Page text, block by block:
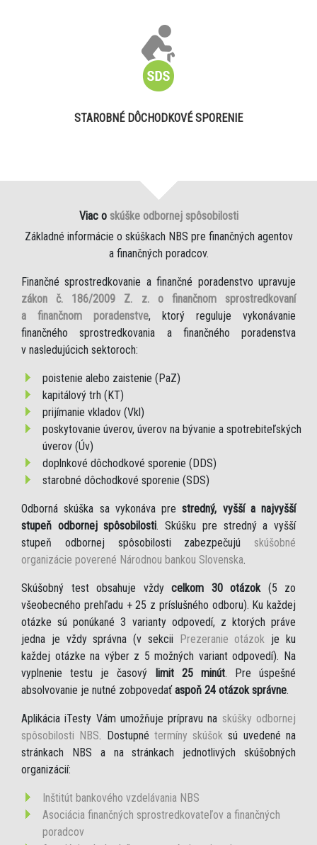
STAROBNÉ DÔCHODKOVÉ SPORENIE
Viac o skúške odbornej spôsobilosti
Základné informácie o skúškach NBS pre finančných agentov
a finančných poradcov.
Finančné sprostredkovanie a finančné poradenstvo upravuje
zákon č. 186/2009 Z. z. o finančnom sprostredkovaní
a finančnom poradenstve, ktorý reguluje vykonávanie
finančného sprostredkovania a finančného poradenstva
v nasledujúcich sektoroch:
poistenie alebo zaistenie (PaZ)
kapitálový trh (KT)
prijímanie vkladov (Vkl)
poskytovanie úverov, úverov na bývanie a spotrebiteľských
úverov (Úv)
doplnkové dôchodkové sporenie (DDS)
starobné dôchodkové sporenie (SDS)
Odborná skúška sa vykonáva prestredný, vyšší a najvyšší
stupeň odbornej spôsobilosti. Skúšku pre stredný a vyšší
stupeň odbornej spôsobilosti zabezpečujú skúšobné
organizácie poverené Národnou bankou Slovenska.
Skúšobný test obsahuje vždy celkom 30 otázok(5 zo
všeobecného prehľadu + 25 z príslušného odboru). Ku každej
otázke sú ponúkané 3 varianty odpovedí, z ktorých práve
jedna je vždy správna (v sekcii Prezeranie otázok je ku
každej otázke na výber z 5 možných variant odpovedí). Na
vyplnenie testu je časový limit 25 minút. Pre úspešné
absolvovanie je nutné zobpovedaťaspoň 24 otázok správne.
Aplikácia iTesty Vám umožňuje prípravu na skúšky odbornej
spôsobilosti NBS. Dostupné termíny skúšok sú uvedené na
stránkach NBS a na stránkach jednotlivých skúšobných
organizácií:
Inštitút bankového vzdelávania NBS
Asociácia finančných sprostredkovateľov a finančných
poradcov